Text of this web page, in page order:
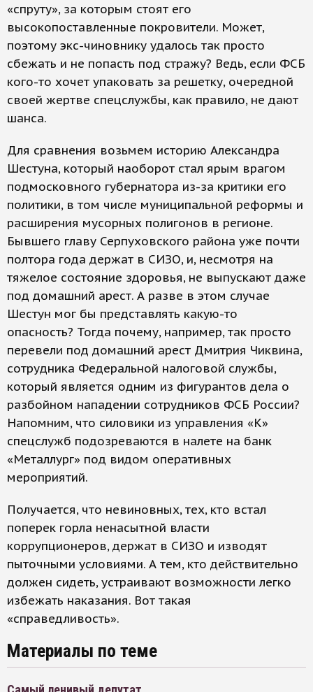
«спруту», за которым стоят его
высокопоставленные покровители. Может,
поэтому экс-чиновнику удалось так просто
сбежать и не попасть под стражу? Ведь, если ФСБ
кого-то хочет упаковать за решетку, очередной
своей жертве спецслужбы, как правило, не дают
шанса.
Для сравнения возьмем историю Александра
Шестуна, который наоборот стал ярым врагом
подмосковного губернатора из-за критики его
политики, в том числе муниципальной реформы и
расширения мусорных полигонов в регионе.
Бывшего главу Серпуховского района уже почти
полтора года держат в СИЗО, и, несмотря на
тяжелое состояние здоровья, не выпускают даже
под домашний арест. А разве в этом случае
Шестун мог бы представлять какую-то
опасность? Тогда почему, например, так просто
перевели под домашний арест Дмитрия Чиквина,
сотрудника Федеральной налоговой службы,
который является одним из фигурантов дела о
разбойном нападении сотрудников ФСБ России?
Напомним, что силовики из управления «К»
спецслужб подозреваются в налете на банк
«Металлург» под видом оперативных
мероприятий.
Получается, что невиновных, тех, кто встал
поперек горла ненасытной власти
коррупционеров, держат в СИЗО и изводят
пыточными условиями. А тем, кто действительно
должен сидеть, устраивают возможности легко
избежать наказания. Вот такая
«справедливость».
Материалы по теме